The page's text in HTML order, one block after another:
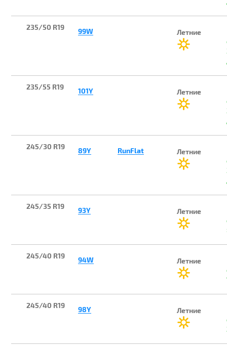
235/50 R19 99W Летние
235/55 R19 101Y Летние
245/30 R19 89Y RunFlat Летние
245/35 R19 93Y Летние
245/40 R19 94W Летние
245/40 R19 98Y Летние